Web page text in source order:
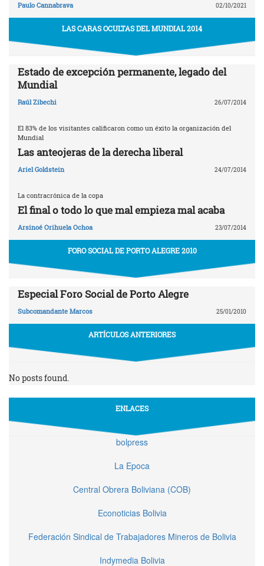
Paulo Cannabrava 02/10/2021
LAS CARAS OCULTAS DEL MUNDIAL 2014
Estado de excepción permanente, legado del
Mundial
Raúl Zibechi 26/07/2014
El 83% de los visitantes calificaron como un éxito la organización del
Mundial
Las anteojeras de la derecha liberal
Ariel Goldstein 24/07/2014
La contracrónica de la copa
El final o todo lo que mal empieza mal acaba
Arsinoé Orihuela Ochoa 23/07/2014
FORO SOCIAL DE PORTO ALEGRE 2010
Especial Foro Social de Porto Alegre
Subcomandante Marcos 25/01/2010
ARTÍCULOS ANTERIORES
No posts found.
ENLACES
bolpress
La Epoca
Central Obrera Boliviana (COB)
Econoticias Bolivia
Federación Sindical de Trabajadores Mineros de Bolivia
Indymedia Bolivia